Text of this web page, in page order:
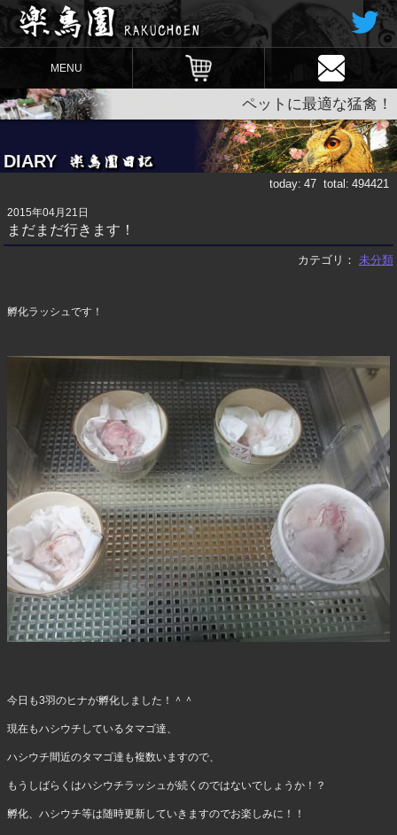
MENU
ペットに最適な猛禽！
DIARY
today: 47 total: 494421
2015年04月21日
まだまだ行きます！
カテゴリ： 未分類
孵化ラッシュです！
今日も3羽のヒナが孵化しました！＾＾
現在もハシウチしているタマゴ達、
ハシウチ間近のタマゴ達も複数いますので、
もうしばらくはハシウチラッシュが続くのではないでしょうか！？
孵化、ハシウチ等は随時更新していきますのでお楽しみに！！